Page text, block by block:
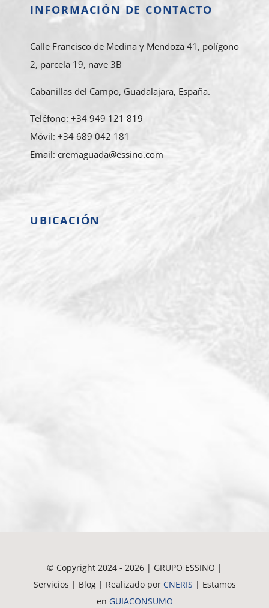
INFORMACIÓN DE CONTACTO
Calle Francisco de Medina y Mendoza 41, polígono
2, parcela 19, nave 3B
Cabanillas del Campo, Guadalajara, España.
Teléfono: +34 949 121 819
Móvil: +34 689 042 181
Email: cremaguada@essino.com
UBICACIÓN
© Copyright 2024 - 2026 | GRUPO ESSINO |
Servicios | Blog | Realizado por CNERIS | Estamos
en GUIACONSUMO